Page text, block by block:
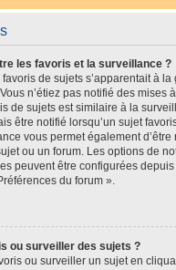
les favoris et la surveillance ?
de sujets s’apparentait à la
n’étiez pas notifié des mises
de sujets est similaire à la
être notifié lorsqu’un sujet
vous permet également d’être
ou un forum. Les options de
peuvent être configurées
du forum ».
ou surveiller des sujets ?
ou surveiller un sujet en